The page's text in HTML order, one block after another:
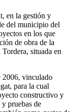
en la gestión y
del municipio del
en los que
de obra de la
situada en
2006, vinculado
para la cual
constructivo y
pruebas de